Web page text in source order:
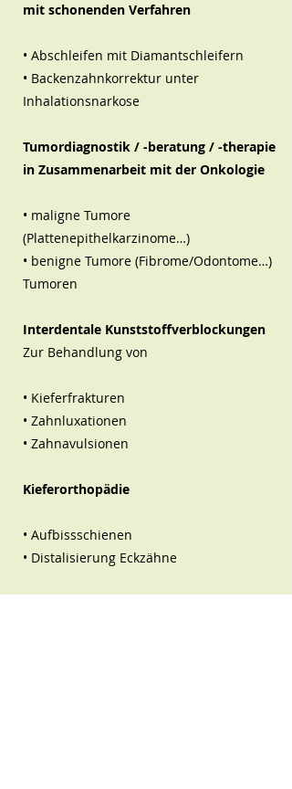
mit schonenden Verfahren
• Abschleifen mit Diamantschleifern
• Backenzahnkorrektur unter
Inhalationsnarkose
Tumordiagnostik / -beratung / -therapie
in Zusammenarbeit mit der Onkologie
• maligne Tumore
(Plattenepithelkarzinome…)
• benigne Tumore (Fibrome/Odontome…)
Tumoren
Interdentale Kunststoffverblockungen
Zur Behandlung von
• Kieferfrakturen
• Zahnluxationen
• Zahnavulsionen
Kieferorthopädie
• Aufbissschienen
• Distalisierung Eckzähne